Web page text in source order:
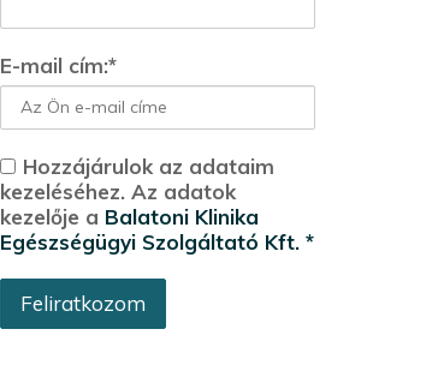
E-mail cím:*
Hozzájárulok az adataim
kezeléséhez. Az adatok
kezelője a Balatoni Klinika
Egészségügyi Szolgáltató Kft. *